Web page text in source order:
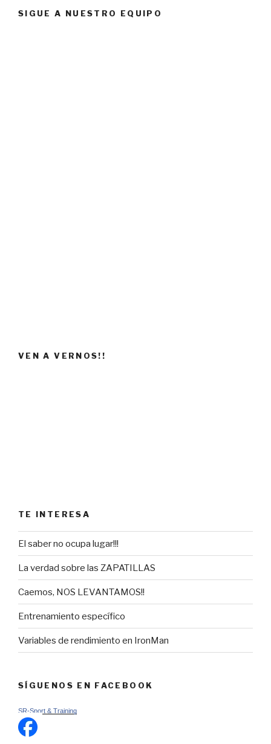
SIGUE A NUESTRO EQUIPO
VEN A VERNOS!!
TE INTERESA
El saber no ocupa lugar!!!
La verdad sobre las ZAPATILLAS
Caemos, NOS LEVANTAMOS!!
Entrenamiento específico
Variables de rendimiento en IronMan
SÍGUENOS EN FACEBOOK
SR-Sport & Training